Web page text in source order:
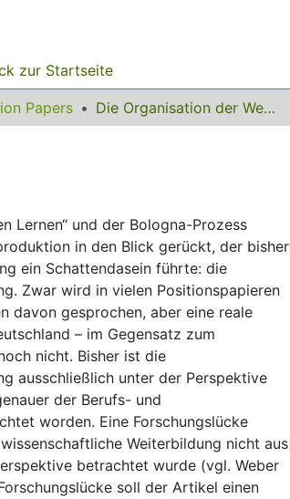
zur Startseite
Papers Die Organisation der Weiterbildung
Lernen“ und der Bologna-Prozess
in den Blick gerückt, der bisher
ein Schattendasein führte: die
Zwar wird in vielen Positionspapieren
davon gesprochen, aber eine reale
– im Gegensatz zum
nicht. Bisher ist die
ausschließlich unter der Perspektive
der Berufs- und
worden. Eine Forschungslücke
Weiterbildung nicht aus
betrachtet wurde (vgl. Weber
soll der Artikel einen